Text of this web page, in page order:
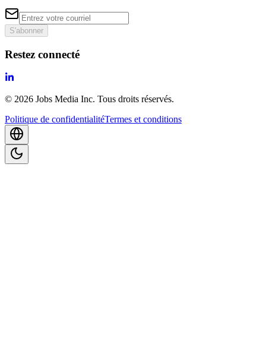
S'abonner
Restez connecté
© 2026 Jobs Media Inc. Tous droits réservés.
Politique de confidentialitéTermes et conditions